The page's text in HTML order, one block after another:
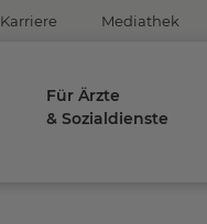
Karriere Mediathek
Für Ärzte
& Sozialdienste